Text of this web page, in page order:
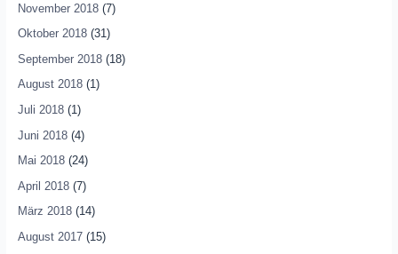
November 2018(7)
Oktober 2018(31)
September 2018(18)
August 2018(1)
Juli 2018(1)
Juni 2018(4)
Mai 2018(24)
April 2018(7)
März 2018(14)
August 2017(15)